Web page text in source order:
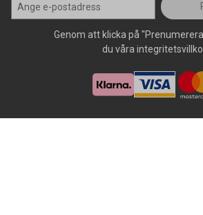
Genom att klicka på
du våra